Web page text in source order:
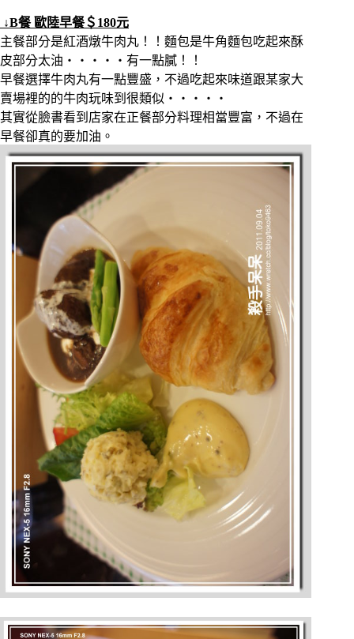
↓B餐 歐陸早餐＄180元
主餐部分是紅酒燉牛肉丸！！麵包是牛角麵包吃起來酥
皮部分太油‧‧‧‧‧有一點膩！！
早餐選擇牛肉丸有一點豐盛，不過吃起來味道跟某家大
賣場裡的的牛肉玩味到很類似‧‧‧‧‧
其實從臉書看到店家在正餐部分料理相當豐富，不過在
早餐卻真的要加油。